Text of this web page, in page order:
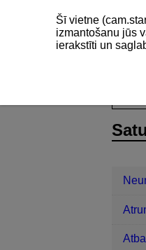
Šī vietne
izmantošanu jūs
ierakstīti un